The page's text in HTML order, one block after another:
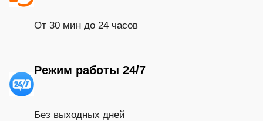
От 30 мин до 24 часов
Режим работы 24/7
Без выходных дней